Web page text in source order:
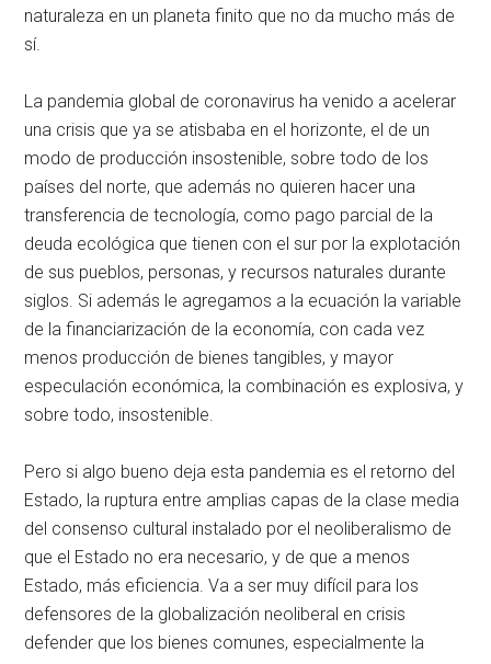
naturaleza en un planeta finito que no da mucho más de
sí.
La pandemia global de coronavirus ha venido a acelerar
una crisis que ya se atisbaba en el horizonte, el de un
modo de producción insostenible, sobre todo de los
países del norte, que además no quieren hacer una
transferencia de tecnología, como pago parcial de la
deuda ecológica que tienen con el sur por la explotación
de sus pueblos, personas, y recursos naturales durante
siglos. Si además le agregamos a la ecuación la variable
de la financiarización de la economía, con cada vez
menos producción de bienes tangibles, y mayor
especulación económica, la combinación es explosiva, y
sobre todo, insostenible.
Pero si algo bueno deja esta pandemia es el retorno del
Estado, la ruptura entre amplias capas de la clase media
del consenso cultural instalado por el neoliberalismo de
que el Estado no era necesario, y de que a menos
Estado, más eficiencia. Va a ser muy difícil para los
defensores de la globalización neoliberal en crisis
defender que los bienes comunes, especialmente la